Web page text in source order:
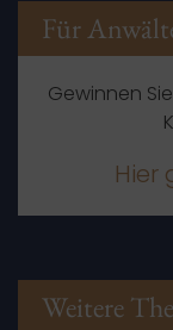
Für
Gewinnen
Hier
Weitere